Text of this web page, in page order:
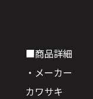
■商品詳細
・メーカー
カワサキ